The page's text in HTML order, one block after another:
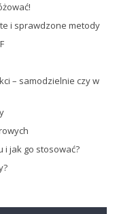
i sprawdzone metody
– samodzielnie czy w
i jak go stosować?